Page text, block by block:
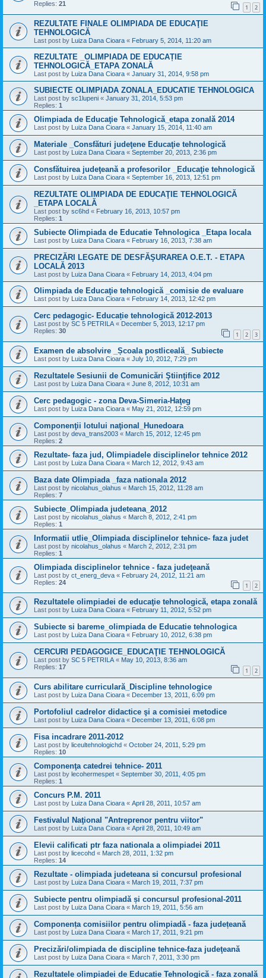
Replies: 21 1 2
REZULTATE FINALE OLIMPIADA DE EDUCAŢIE
TEHNOLOGICĂ
Last post by Luiza Dana Cioara « February 5, 2014, 11:20 am
REZULTATE _OLIMPIADA DE EDUCAȚIE
TEHNOLOGICĂ_ETAPA ZONALĂ
Last post by Luiza Dana Cioara « January 31, 2014, 9:58 pm
SUBIECTE OLIMPIADA ZONALA_EDUCATIE TEHNOLOGICA
Last post by sc1lupeni « January 31, 2014, 5:53 pm
Replies: 1
Olimpiada de Educaţie Tehnologică_etapa zonală 2014
Last post by Luiza Dana Cioara « January 15, 2014, 11:40 am
Materiale _Consfături judeţene Educaţie tehnologică
Last post by Luiza Dana Cioara « September 20, 2013, 2:36 pm
Consfătuirea judeţeană a profesorilor _Educaţie tehnologică
Last post by Luiza Dana Cioara « September 16, 2013, 12:51 pm
REZULTATE OLIMPIADA DE EDUCAŢIE TEHNOLOGICĂ
_ETAPA LOCALĂ
Last post by sc6hd « February 16, 2013, 10:57 pm
Replies: 1
Subiecte Olimpiada de Educatie Tehnologica _Etapa locala
Last post by Luiza Dana Cioara « February 16, 2013, 7:38 am
PRECIZĂRI LEGATE DE DESFĂŞURAREA O.E.T. - ETAPA
LOCALĂ 2013
Last post by Luiza Dana Cioara « February 14, 2013, 4:04 pm
Olimpiada de Educaţie tehnologică _comisie de evaluare
Last post by Luiza Dana Cioara « February 14, 2013, 12:42 pm
Cerc pedagogic- Educație tehnologică 2012-2013
Last post by SC 5 PETRILA « December 5, 2013, 12:17 pm
Replies: 30 1 2 3
Examen de absolvire _Școala postliceală_ Subiecte
Last post by Luiza Dana Cioara « July 10, 2012, 7:29 pm
Rezultatele Sesiunii de Comunicări Ştiinţifice 2012
Last post by Luiza Dana Cioara « June 8, 2012, 10:31 am
Cerc pedagogic - zona Deva-Simeria-Haţeg
Last post by Luiza Dana Cioara « May 21, 2012, 12:59 pm
Componenţii lotului naţional_Hunedoara
Last post by deva_trans2003 « March 15, 2012, 12:45 pm
Replies: 2
Rezultate- faza jud, Olimpiadele disciplinelor tehnice 2012
Last post by Luiza Dana Cioara « March 12, 2012, 9:43 am
Baza date Olimpiada _faza nationala 2012
Last post by nicolahus_olahus « March 15, 2012, 11:28 am
Replies: 7
Subiecte_Olimpiada judeteana_2012
Last post by nicolahus_olahus « March 8, 2012, 2:41 pm
Replies: 1
Informatii utlie_Olimpiada disciplinelor tehnice- faza judet
Last post by nicolahus_olahus « March 2, 2012, 2:31 pm
Replies: 1
Olimpiada disciplinelor tehnice - faza judeţeană
Last post by ct_energ_deva « February 24, 2012, 11:21 am
Replies: 24 1 2
Rezultatele olimpiadei de educaţie tehnologică, etapa zonală
Last post by Luiza Dana Cioara « February 11, 2012, 5:52 pm
Subiecte si bareme_olimpiada de Educatie tehnologica
Last post by Luiza Dana Cioara « February 10, 2012, 6:38 pm
CERCURI PEDAGOGICE_EDUCAŢIE TEHNOLOGICĂ
Last post by SC 5 PETRILA « May 10, 2013, 8:36 am
Replies: 17 1 2
Curs abilitare curriculară_Discipline tehnologice
Last post by Luiza Dana Cioara « December 13, 2011, 6:09 pm
Portofoliul cadrelor didactice şi a comisiei metodice
Last post by Luiza Dana Cioara « December 13, 2011, 6:08 pm
Fisa incadrare 2011-2012
Last post by liceultehnologichd « October 24, 2011, 5:29 pm
Replies: 10
Componenţa catedrei tehnice- 2011
Last post by lecohermespet « September 30, 2011, 4:05 pm
Replies: 1
Concurs P.M. 2011
Last post by Luiza Dana Cioara « April 28, 2011, 10:57 am
Festivalul Naţional "Antreprenor pentru viitor"
Last post by Luiza Dana Cioara « April 28, 2011, 10:49 am
Elevii calificati ptr faza nationala a olimpiadei 2011
Last post by licecohd « March 28, 2011, 1:32 pm
Replies: 14
Rezultate - olimpiada judeteana si concursul profesional
Last post by Luiza Dana Cioara « March 19, 2011, 7:37 pm
Subiecte pentru olimpiadă și concursul profesional-2011
Last post by Luiza Dana Cioara « March 19, 2011, 5:56 am
Componența comisiilor pentru olimpiadă - faza județeană
Last post by Luiza Dana Cioara « March 17, 2011, 9:21 pm
Precizări/olimpiada de discipline tehnice-faza judeţeană
Last post by Luiza Dana Cioara « March 7, 2011, 3:30 pm
Rezultatele olimpiadei de Educatie Tehnologică - faza zonală